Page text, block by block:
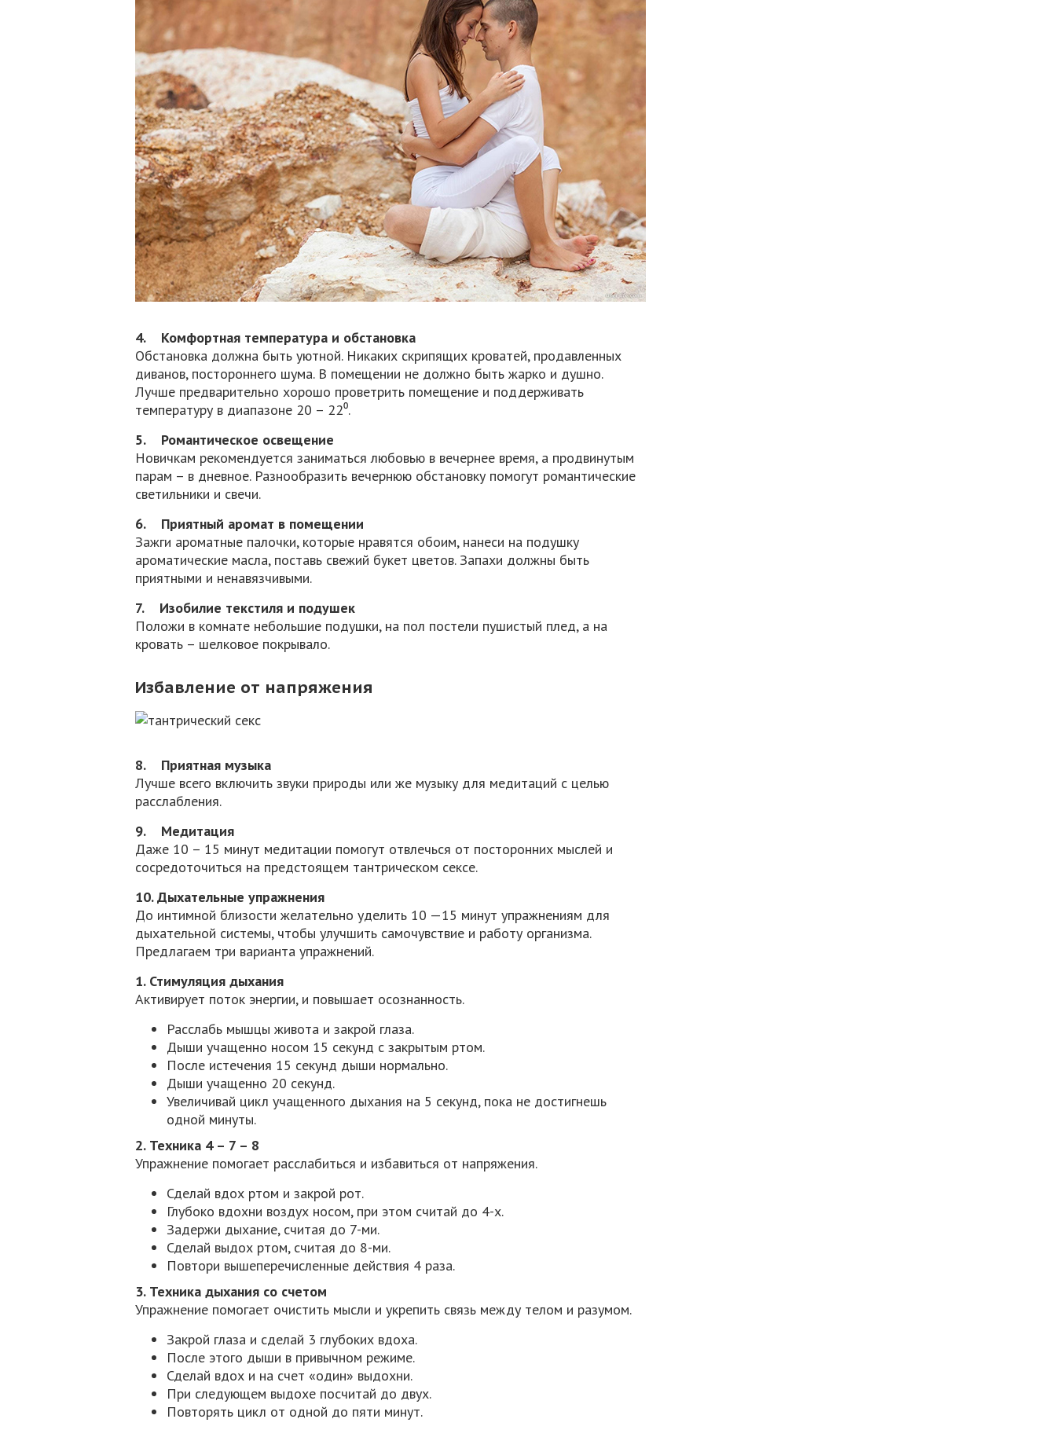
4. Комфортная температура и обстановка
Обстановка должна быть уютной. Никаких скрипящих кроватей, продавленных
диванов, постороннего шума. В помещении не должно быть жарко и душно.
Лучше предварительно хорошо проветрить помещение и поддерживать
температуру в диапазоне 20 – 22⁰.
5. Романтическое освещение
Новичкам рекомендуется заниматься любовью в вечернее время, а продвинутым
парам – в дневное. Разнообразить вечернюю обстановку помогут романтические
светильники и свечи.
6. Приятный аромат в помещении
Зажги ароматные палочки, которые нравятся обоим, нанеси на подушку
ароматические масла, поставь свежий букет цветов. Запахи должны быть
приятными и ненавязчивыми.
7. Изобилие текстиля и подушек
Положи в комнате небольшие подушки, на пол постели пушистый плед, а на
кровать – шелковое покрывало.
Избавление от напряжения
8. Приятная музыка
Лучше всего включить звуки природы или же музыку для медитаций с целью
расслабления.
9. Медитация
Даже 10 – 15 минут медитации помогут отвлечься от посторонних мыслей и
сосредоточиться на предстоящем тантрическом сексе.
10. Дыхательные упражнения
До интимной близости желательно уделить 10 —15 минут упражнениям для
дыхательной системы, чтобы улучшить самочувствие и работу организма.
Предлагаем три варианта упражнений.
1. Стимуляция дыхания
Активирует поток энергии, и повышает осознанность.
Расслабь мышцы живота и закрой глаза.
Дыши учащенно носом 15 секунд с закрытым ртом.
После истечения 15 секунд дыши нормально.
Дыши учащенно 20 секунд.
Увеличивай цикл учащенного дыхания на 5 секунд, пока не достигнешь
одной минуты.
2. Техника 4 – 7 – 8
Упражнение помогает расслабиться и избавиться от напряжения.
Сделай вдох ртом и закрой рот.
Глубоко вдохни воздух носом, при этом считай до 4-х.
Задержи дыхание, считая до 7-ми.
Сделай выдох ртом, считая до 8-ми.
Повтори вышеперечисленные действия 4 раза.
3. Техника дыхания со счетом
Упражнение помогает очистить мысли и укрепить связь между телом и разумом.
Закрой глаза и сделай 3 глубоких вдоха.
После этого дыши в привычном режиме.
Сделай вдох и на счет «один» выдохни.
При следующем выдохе посчитай до двух.
Повторять цикл от одной до пяти минут.